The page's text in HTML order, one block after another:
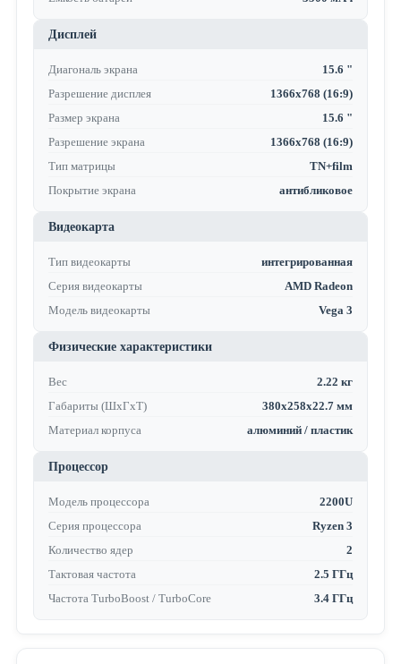
Дисплей
Диагональ экрана
15.6 "
Разрешение дисплея
1366x768 (16:9)
Размер экрана
15.6 "
Разрешение экрана
1366x768 (16:9)
Тип матрицы
TN+film
Покрытие экрана
антибликовое
Видеокарта
Тип видеокарты
интегрированная
Серия видеокарты
AMD Radeon
Модель видеокарты
Vega 3
Физические характеристики
Вес
2.22 кг
Габариты (ШхГхТ)
380x258x22.7 мм
Материал корпуса
алюминий / пластик
Процессор
Модель процессора
2200U
Серия процессора
Ryzen 3
Количество ядер
2
Тактовая частота
2.5 ГГц
Частота TurboBoost / TurboCore
3.4 ГГц